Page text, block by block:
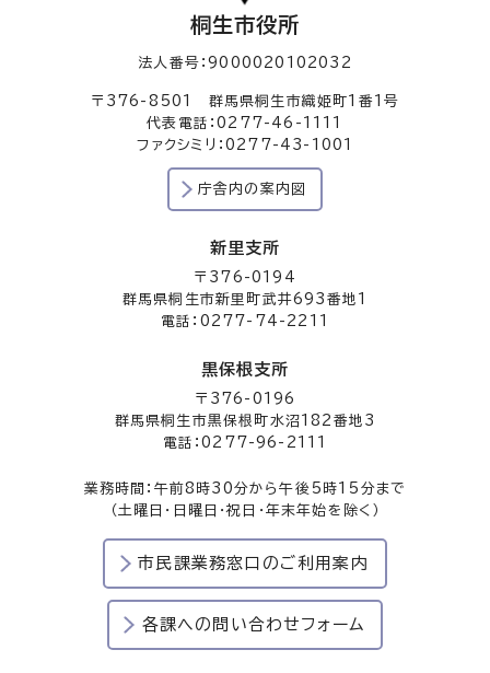
桐生市役所
法人番号：9000020102032
〒376-8501 群馬県桐生市織姫町1番1号
代表電話：0277-46-1111
ファクシミリ：0277-43-1001
庁舎内の案内図
新里支所
〒376-0194
群馬県桐生市新里町武井693番地1
電話：0277-74-2211
黒保根支所
〒376-0196
群馬県桐生市黒保根町水沼182番地3
電話：0277-96-2111
業務時間：午前8時30分から午後5時15分まで
（土曜日・日曜日・祝日・年末年始を除く）
市民課業務窓口のご利用案内
各課への問い合わせフォーム